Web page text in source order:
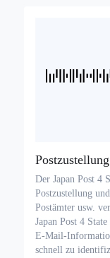
Postzustellung
Der Japan Post 4
Postzustellung
Postämter usw.
Japan Post 4
E-Mail-
schnell zu